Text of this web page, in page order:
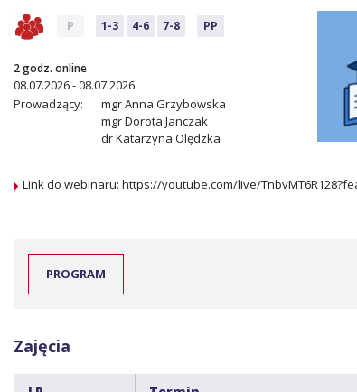
P 1-3 4-6 7-8 PP
2 godz. online
08.07.2026 - 08.07.2026
Prowadzący:
mgr Anna Grzybowska
mgr Dorota Janczak
dr Katarzyna Olędzka
Link do webinaru: https://youtube.com/live/
PROGRAM
Zajęcia